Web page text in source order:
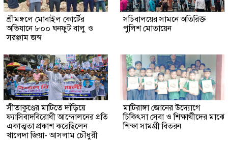
শ্রীমঙ্গলে মোবাইল কোর্টের
অভিযানে ৮০০ ঘনফুট বালু ও
সরঞ্জাম জব্দ
সচিবালয়ের সামনে অতিরিক্ত
পুলিশ মোতায়েন
সীতাকুণ্ডের মাটিতে দাঁড়িয়ে
ফ্যাসিবাদবিরোধী আন্দোলনের প্রতি
একাত্মতা প্রকাশ করেছিলেন
খালেদা জিয়া- আসলাম চৌধুরী
মাটিরাঙ্গা জোনের উদ্যোগে
চিকিৎসা সেবা ও শিক্ষার্থীদের মাঝে
শিক্ষা সামগ্রী বিতরন